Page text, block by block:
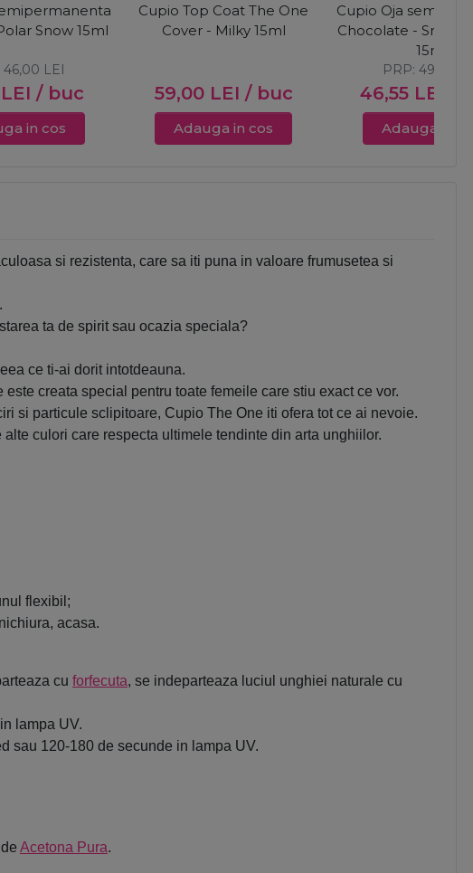
Snow 15ml
LEI / buc
46,00 LEI
in cos
Cupio Top Coat The One
Cover - Milky 15ml
59,00 LEI / buc
Adauga in cos
Cupio Oja
Chocolate -
15ml
46,55 LEI
PRP: 49,00
Adauga in
si rezistenta, care sa iti puna in valoare frumusetea si
ta de spirit sau ocazia speciala?
ce ti-ai dorit intotdeauna.
creata special pentru toate femeile care stiu exact ce vor.
si particule sclipitoare, Cupio The One iti ofera tot ce ai nevoie.
culori care respecta ultimele tendinte din arta unghiilor.
flexibil;
acasa.
cu forfecuta, se indeparteaza luciul unghiei naturale cu
lampa UV.
sau 120-180 de secunde in lampa UV.
Acetona Pura.